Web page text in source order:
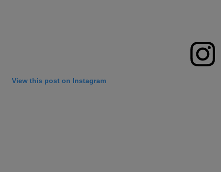
View this post on Instagram